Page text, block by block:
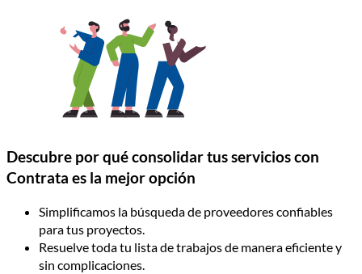
Descubre por qué consolidar tus servicios con
Contrata es la mejor opción
Simplificamos la búsqueda de proveedores confiables
para tus proyectos.
Resuelve toda tu lista de trabajos de manera eficiente y
sin complicaciones.